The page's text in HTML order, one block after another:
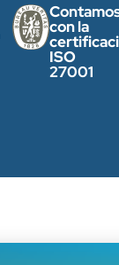
con la
ISO
27001